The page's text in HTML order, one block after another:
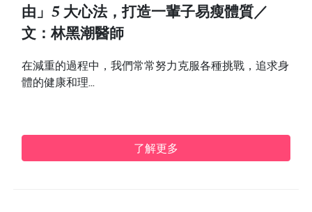
由」5 大心法，打造一輩子易瘦體質／
文：林黑潮醫師
在減重的過程中，我們常常努力克服各種挑戰，追求身
體的健康和理...
了解更多